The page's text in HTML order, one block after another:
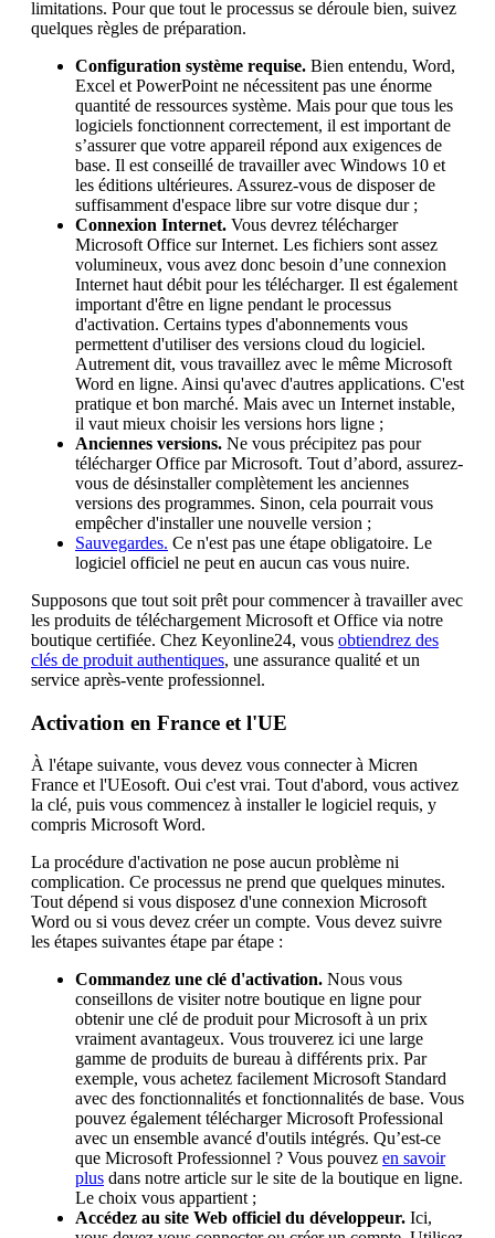
limitations. Pour que tout le processus se déroule bien, suivez
quelques règles de préparation.
Configuration système requise. Bien entendu, Word,
Excel et PowerPoint ne nécessitent pas une énorme
quantité de ressources système. Mais pour que tous les
logiciels fonctionnent correctement, il est important de
s’assurer que votre appareil répond aux exigences de
base. Il est conseillé de travailler avec Windows 10 et
les éditions ultérieures. Assurez-vous de disposer de
suffisamment d'espace libre sur votre disque dur ;
Connexion Internet. Vous devrez télécharger
Microsoft Office sur Internet. Les fichiers sont assez
volumineux, vous avez donc besoin d’une connexion
Internet haut débit pour les télécharger. Il est également
important d'être en ligne pendant le processus
d'activation. Certains types d'abonnements vous
permettent d'utiliser des versions cloud du logiciel.
Autrement dit, vous travaillez avec le même Microsoft
Word en ligne. Ainsi qu'avec d'autres applications. C'est
pratique et bon marché. Mais avec un Internet instable,
il vaut mieux choisir les versions hors ligne ;
Anciennes versions. Ne vous précipitez pas pour
télécharger Office par Microsoft. Tout d’abord, assurez-
vous de désinstaller complètement les anciennes
versions des programmes. Sinon, cela pourrait vous
empêcher d'installer une nouvelle version ;
Sauvegardes. Ce n'est pas une étape obligatoire. Le
logiciel officiel ne peut en aucun cas vous nuire.
Supposons que tout soit prêt pour commencer à travailler avec
les produits de téléchargement Microsoft et Office via notre
boutique certifiée. Chez Keyonline24, vous obtiendrez des
clés de produit authentiques, une assurance qualité et un
service après-vente professionnel.
Activation en France et l'UE
À l'étape suivante, vous devez vous connecter à Micren
France et l'UEosoft. Oui c'est vrai. Tout d'abord, vous activez
la clé, puis vous commencez à installer le logiciel requis, y
compris Microsoft Word.
La procédure d'activation ne pose aucun problème ni
complication. Ce processus ne prend que quelques minutes.
Tout dépend si vous disposez d'une connexion Microsoft
Word ou si vous devez créer un compte. Vous devez suivre
les étapes suivantes étape par étape :
Commandez une clé d'activation. Nous vous
conseillons de visiter notre boutique en ligne pour
obtenir une clé de produit pour Microsoft à un prix
vraiment avantageux. Vous trouverez ici une large
gamme de produits de bureau à différents prix. Par
exemple, vous achetez facilement Microsoft Standard
avec des fonctionnalités et fonctionnalités de base. Vous
pouvez également télécharger Microsoft Professional
avec un ensemble avancé d'outils intégrés. Qu’est-ce
que Microsoft Professionnel ? Vous pouvez en savoir
plus dans notre article sur le site de la boutique en ligne.
Le choix vous appartient ;
Accédez au site Web officiel du développeur. Ici,